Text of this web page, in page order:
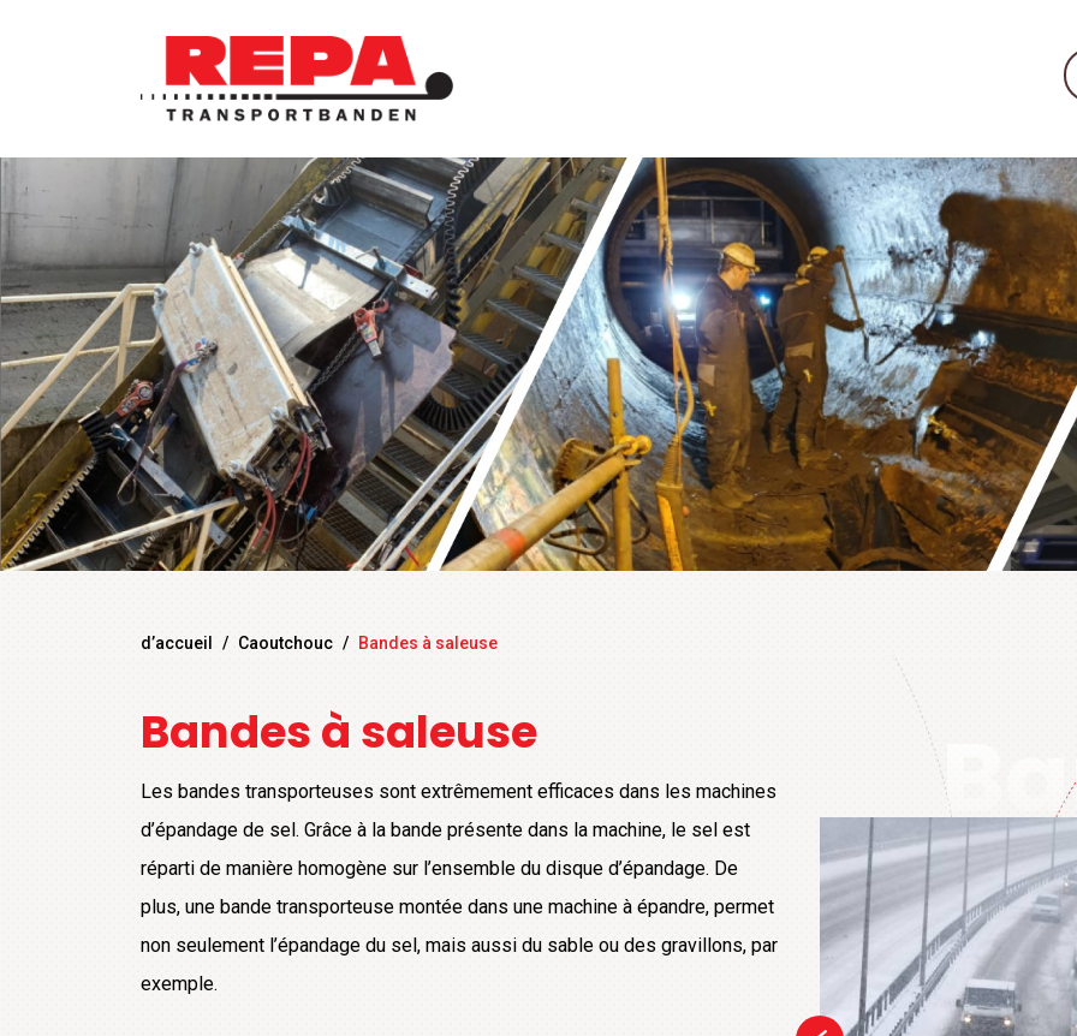
d’accueil / Caoutchouc / Bandes à saleuse
Bandes à saleuse
Les bandes transporteuses sont extrêmement efficaces dans les machines
d’épandage de sel. Grâce à la bande présente dans la machine, le sel est
réparti de manière homogène sur l’ensemble du disque d’épandage. De
plus, une bande transporteuse montée dans une machine à épandre, permet
non seulement l’épandage du sel, mais aussi du sable ou des gravillons, par
exemple.